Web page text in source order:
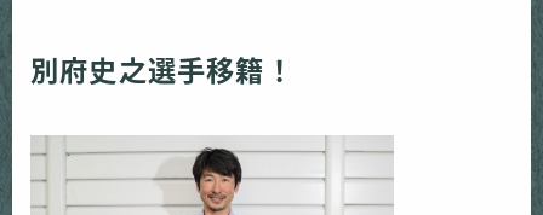
別府史之選手移籍！